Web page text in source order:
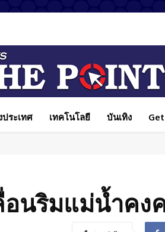
ประเทศ เทคโนโลยี บันเทิง
อนริมแม่น้ำคง